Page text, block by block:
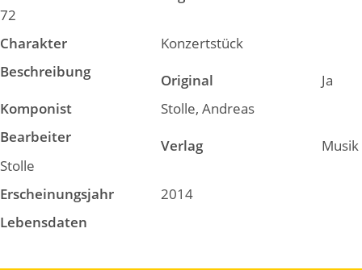
72
Charakter
Konzertstück
Beschreibung
Original
Ja
Komponist
Stolle, Andreas
Bearbeiter
Verlag
Musik
Stolle
Erscheinungsjahr
2014
Lebensdaten